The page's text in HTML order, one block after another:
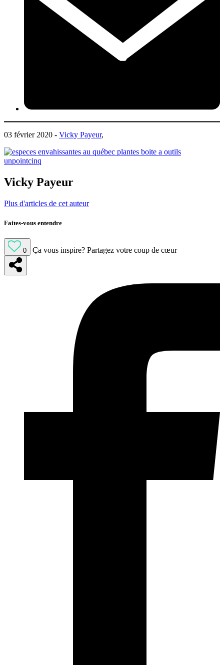
03 février 2020 - Vicky Payeur,
Vicky Payeur
Plus d'articles de cet auteur
Faites-vous entendre
0 Ça vous inspire? Partagez votre coup de cœur